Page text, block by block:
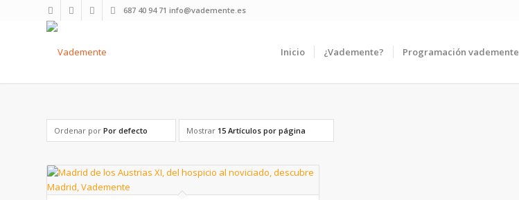
687 40 94 71 info@vademente.es
Inicio ¿Vademente? Programación vademente
Ordenar por Por defecto Mostrar 15 Artículos por página